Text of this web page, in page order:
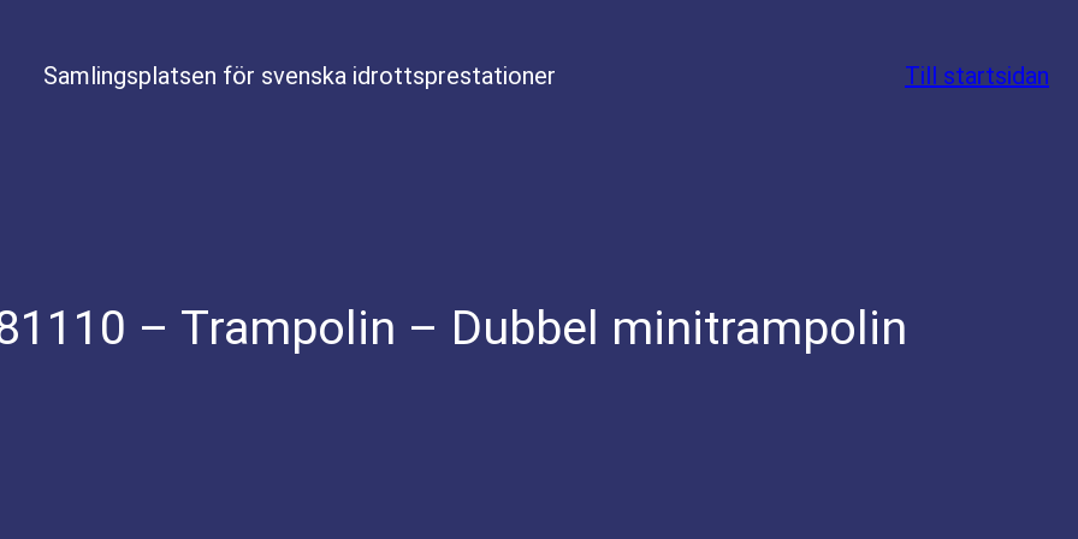
Samlingsplatsen för svenska idrottsprestationer Till startsidan
– Trampolin – Dubbel minitrampolin